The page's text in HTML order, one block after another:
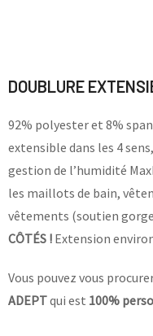
DOUBLURE
92% polyester et 8%
extensible dans les 4
gestion de l’humidité
les maillots de bain,
vêtements (soutien
CÔTÉS ! Extension
Vous pouvez vous
ADEPTqui est 100%